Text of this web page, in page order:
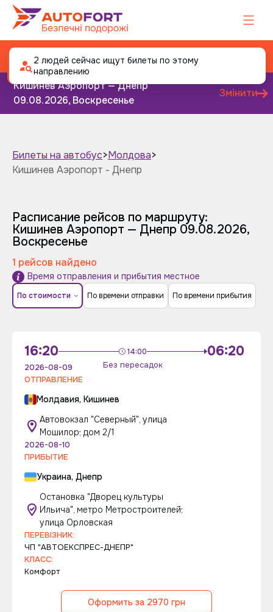
Автобус Кишинев Аэропорт - Днепр
Кишинев Аэропорт — Днепр
09.08.2026, Воскресенье
Змінити
Билеты на автобус>Молдова>
Кишинев Аэропорт - Днепр
2 людей сейчас ищут билеты по этому
направлению
Расписание рейсов по маршруту:
Кишинев Аэропорт — Днепр 09.08.2026,
Воскресенье
1 рейсов найдено
Время отправления и прибытия местное
По стоимости По времени отправки По времени прибытия
16:20 14:00
Без пересадок
06:20
2026-08-09
ОТПРАВЛЕНИЕ
Молдавия, Кишинев
Автовокзал "Северный", улица
Мошилор; дом 2/1
2026-08-10
ПРИБЫТИЕ
Украина, Днепр
Остановка "Дворец культуры
Ильича", метро Метростроителей;
улица Орловская
ПЕРЕВІЗНИК:
ЧП "АВТОЕКСПРЕС-ДНЕПР"
КЛАСС:
Комфорт
Оформить за 2970 грн